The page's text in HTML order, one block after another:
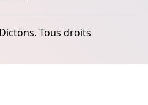
Tous droits